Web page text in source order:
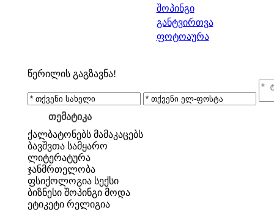
შოპინგი
განტვირთვა
ფოტოაურა
წერილის გაგზავნა!
თემატიკა
ქალბატონებს მამაკაცებს
ბავშვთა სამყარო
ლიტერატურა
ჯანმრთელობა
ფსიქოლოგია სექსი
ბიზნესი შოპინგი მოდა
ეტიკეტი რელიგია